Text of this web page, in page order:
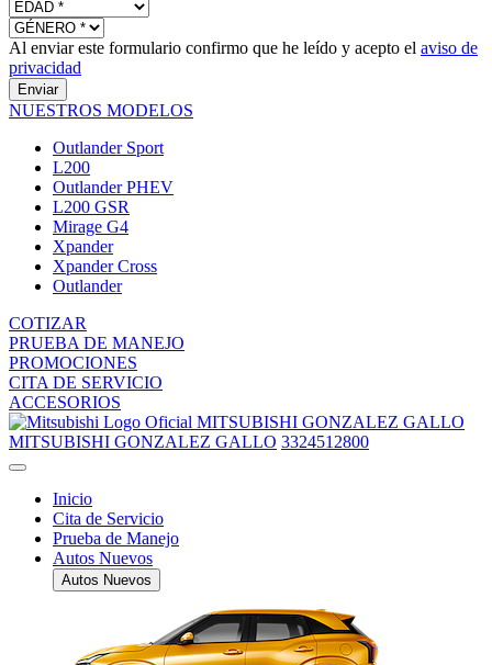
Al enviar este formulario confirmo que he leído y acepto el aviso de
privacidad
Enviar
NUESTROS MODELOS
Outlander Sport
L200
Outlander PHEV
L200 GSR
Mirage G4
Xpander
Xpander Cross
Outlander
COTIZAR
PRUEBA DE MANEJO
PROMOCIONES
CITA DE SERVICIO
ACCESORIOS
MITSUBISHI GONZALEZ GALLO
MITSUBISHI GONZALEZ GALLO 3324512800
Inicio
Cita de Servicio
Prueba de Manejo
Autos Nuevos
Autos Nuevos